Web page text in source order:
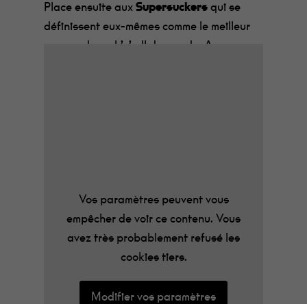
Place ensuite auxSupersuckers qui se
définissent eux-mêmes comme le meilleur
groupe de rock’n’roll du monde. Avec au
ne sont pourtant pas liés par le sang mais
ce sont bien pour autant des frères. Les
Dawn Brothersvous feront bouger et
groover toute la soirée avec leur bon son
Vos paramètres peuvent vous
empêcher de voir ce contenu. Vous
avez très probablement refusé les
cookies tiers.
Modifier vos paramètres